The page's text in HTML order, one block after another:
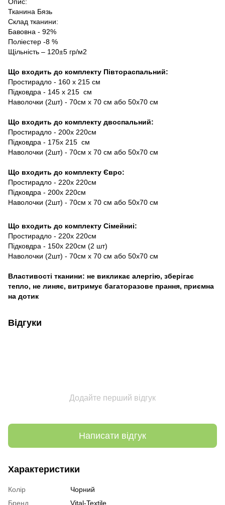
Тканина Бязь
Склад тканини:
Бавовна - 92%
Поліестер -8 %
Щільність – 120±5 гр/м2
Що входить до комплекту Півтораспальний:
Простирадло - 160 х 215 см
Підковдра - 145 х 215 см
Наволочки (2шт) - 70см х 70 см або 50х70 см
Що входить до комплекту двоспальний:
Простирадло - 200х 220см
Підковдра - 175х 215 см
Наволочки (2шт) - 70см х 70 см або 50х70 см
Що входить до комплекту Євро:
Простирадло - 220х 220см
Підковдра - 200х 220см
Наволочки (2шт) - 70см х 70 см або 50х70 см
Що входить до комплекту Сімейниі:
Простирадло - 220х 220см
Підковдра - 150х 220см (2 шт)
Наволочки (2шт) - 70см х 70 см або 50х70 см
Властивості тканини: не викликає алергію, зберігає
тепло, не линяє, витримує багаторазове прання, приємна
на дотик
Відгуки
Додайте перший відгук
Написати відгук
Характеристики
Колір
Чорний
Бренд
Vital-Textile